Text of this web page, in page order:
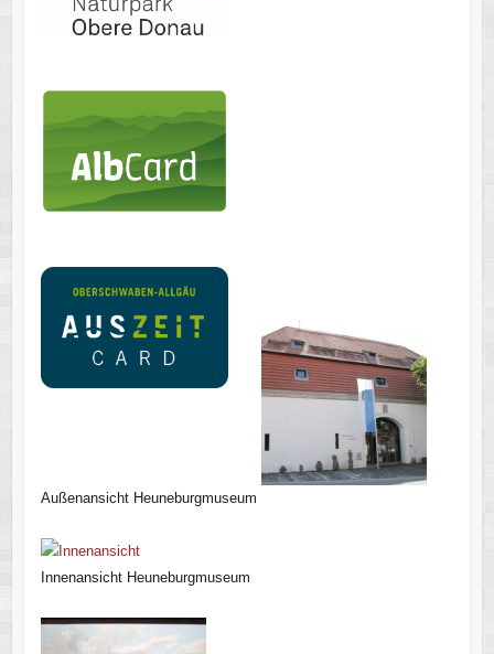
Außenansicht Heuneburgmuseum
Innenansicht Heuneburgmuseum